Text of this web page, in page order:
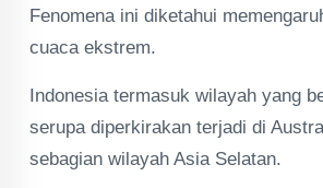
Fenomena ini diketahui
cuaca ekstrem.
Indonesia termasuk wilayah yang
serupa diperkirakan terjadi di
sebagian wilayah Asia Selatan.